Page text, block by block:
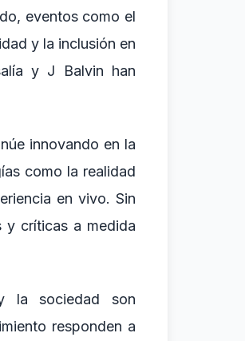
eventos como el
y la inclusión en
y J Balvin han
innovando en la
como la realidad
en vivo. Sin
y críticas a medida
la sociedad son
responden a